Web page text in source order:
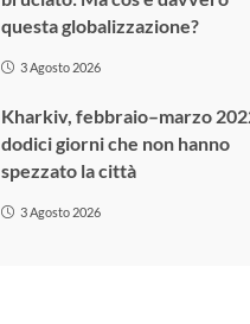
questa globalizzazione?
3 Agosto 2026
Kharkiv, febbraio–marzo
dodici giorni che non hanno
spezzato la città
3 Agosto 2026